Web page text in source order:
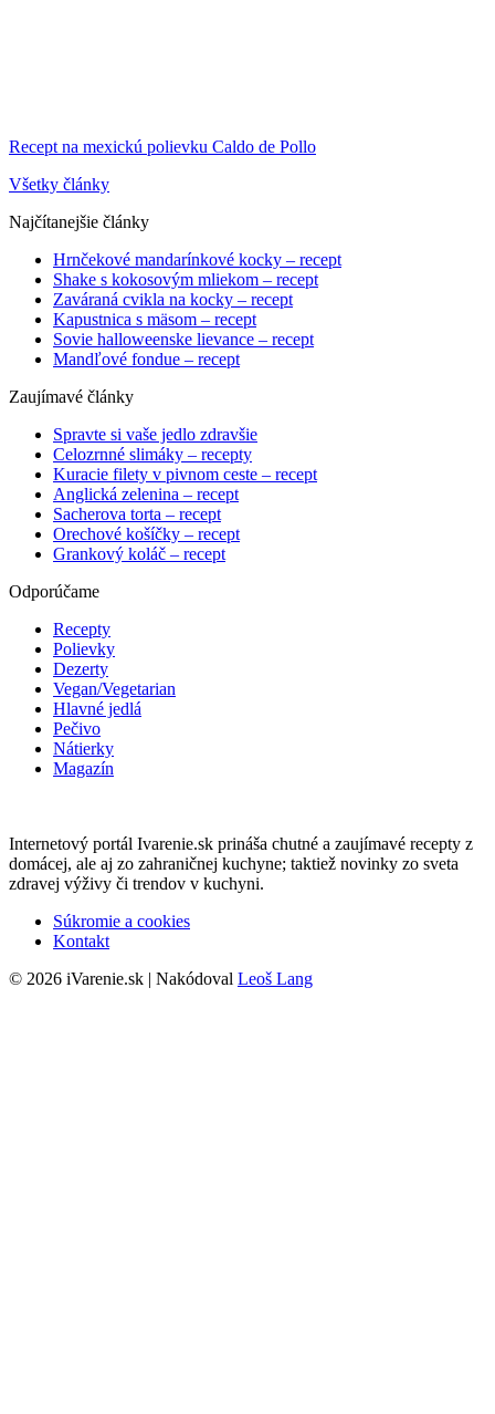
Recept na mexickú polievku Caldo de Pollo
Všetky články
Najčítanejšie články
Hrnčekové mandarínkové kocky – recept
Shake s kokosovým mliekom – recept
Zaváraná cvikla na kocky – recept
Kapustnica s mäsom – recept
Sovie halloweenske lievance – recept
Mandľové fondue – recept
Zaujímavé články
Spravte si vaše jedlo zdravšie
Celozrnné slimáky – recepty
Kuracie filety v pivnom ceste – recept
Anglická zelenina – recept
Sacherova torta – recept
Orechové košíčky – recept
Grankový koláč – recept
Odporúčame
Recepty
Polievky
Dezerty
Vegan/Vegetarian
Hlavné jedlá
Pečivo
Nátierky
Magazín
Internetový portál Ivarenie.sk prináša chutné a zaujímavé recepty z
domácej, ale aj zo zahraničnej kuchyne; taktiež novinky zo sveta
zdravej výživy či trendov v kuchyni.
Súkromie a cookies
Kontakt
© 2026 iVarenie.sk | Nakódoval Leoš Lang